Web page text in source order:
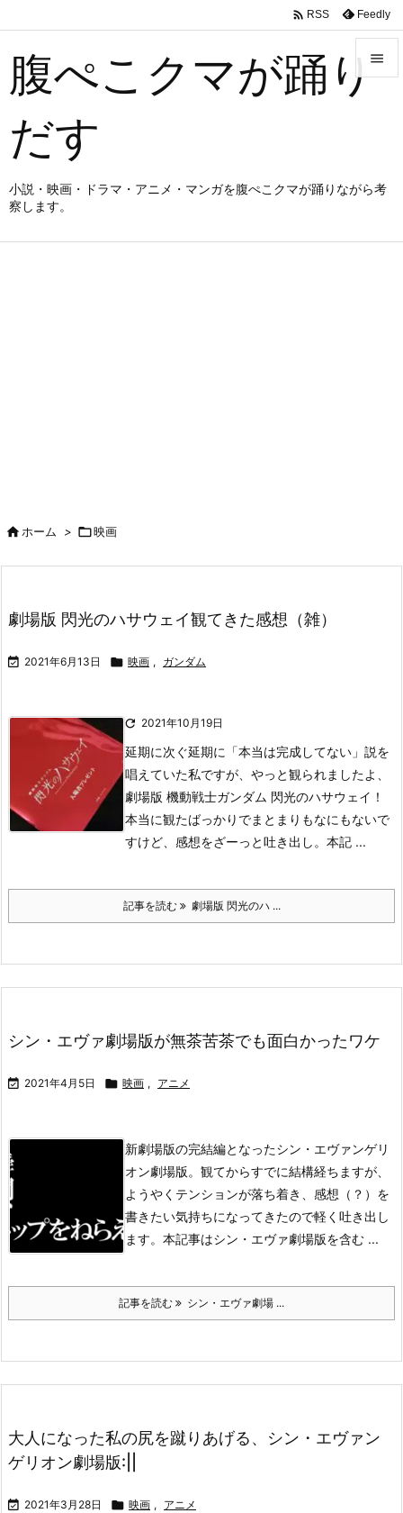
腹ぺこクマが踊り
だす
小説・映画・ドラマ・アニメ・マンガを腹ぺこクマが踊りながら考
察します。


 RSS Feedly
ホーム > 映画
劇場版 閃光のハサウェイ観てきた感想（雑）
 2021年6月13日  映画 , ガンダム
 2021年10月19日
延期に次ぐ延期に「本当は完成してない」説を
唱えていた私ですが、やっと観られましたよ、
劇場版 機動戦士ガンダム 閃光のハサウェイ！
本当に観たばっかりでまとまりもなにもないで
すけど、感想をざーっと吐き出し。 本記 ...
記事を読む 劇場版 閃光のハ ...
シン・エヴァ劇場版が無茶苦茶でも面白かったワケ
 2021年4月5日  映画 , アニメ
新劇場版の完結編となったシン・エヴァンゲリ
オン劇場版。 観てからすでに結構経ちますが、
ようやくテンションが落ち着き、感想（？）を
書きたい気持ちになってきたので軽く吐き出し
ます。 本記事はシン・エヴァ劇場版を含む ...
記事を読む シン・エヴァ劇場 ...
大人になった私の尻を蹴りあげる、シン・エヴァン
ゲリオン劇場版:||
 2021年3月28日  映画 , アニメ